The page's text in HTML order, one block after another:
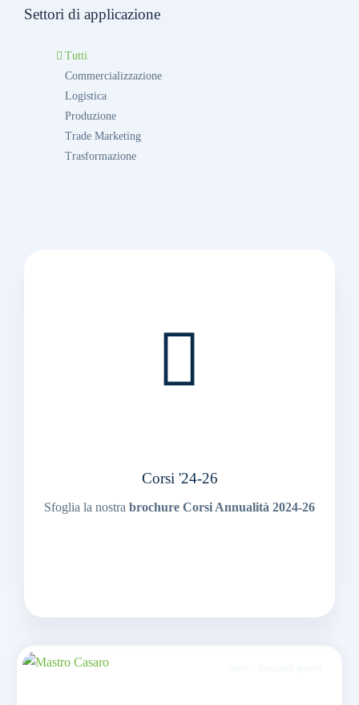
Settori di applicazione
Tutti
Commercializzazione
Logistica
Produzione
Trade Marketing
Trasformazione
Corsi '24-26
Sfoglia la nostra brochure Corsi Annualità 2024-26